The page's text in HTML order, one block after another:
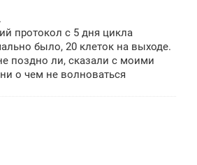
протокол с 5 дня цикла
было, 20 клеток на выходе.
поздно ли, сказали с моими
о чем не волноваться